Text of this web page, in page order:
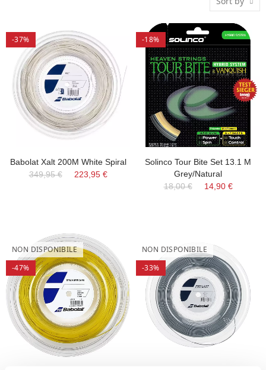
migliorando la resa in campo. Scopri la nostra selezione di
-37%
Babolat Xalt 200M White Spiral
349,95 €
223,95 €
-18%
Solinco Tour Bite Set 13.1 M
Grey/Natural
18,00 €
14,90 €
NON DISPONIBILE
-47%
NON DISPONIBILE
-33%